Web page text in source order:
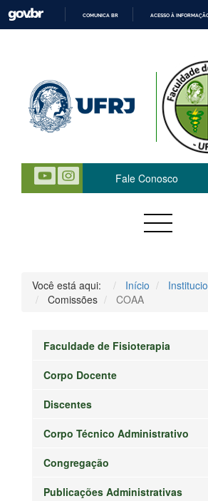
COMUNICA BR ACESSO À
Fale Conosco
Você está aqui: Início
Comissões
COAA
Faculdade de Fisioterapia
Corpo Docente
Discentes
Corpo Técnico Administrativo
Congregação
Publicações Administrativas